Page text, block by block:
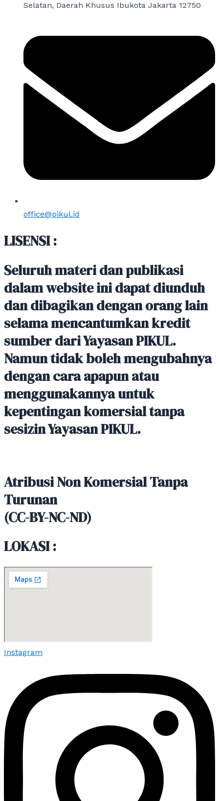
Selatan, Daerah Khusus Ibukota Jakarta 12750
office@pikul.id
LISENSI :
Seluruh materi dan publikasi
dalam website ini dapat diunduh
dan dibagikan dengan orang lain
selama mencantumkan kredit
sumber dari Yayasan PIKUL.
Namun tidak boleh mengubahnya
dengan cara apapun atau
menggunakannya untuk
kepentingan komersial tanpa
sesizin Yayasan PIKUL.
Atribusi Non Komersial Tanpa
Turunan
(CC-BY-NC-ND)
LOKASI :
Instagram